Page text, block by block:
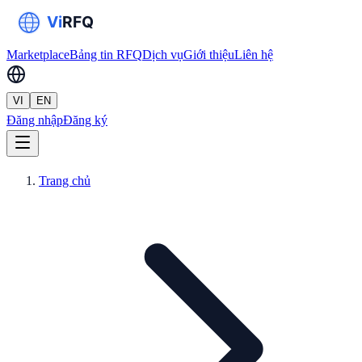
MarketplaceBảng tin RFQDịch vụGiới thiệuLiên hệ
VI EN
Đăng nhậpĐăng ký
Trang chủ